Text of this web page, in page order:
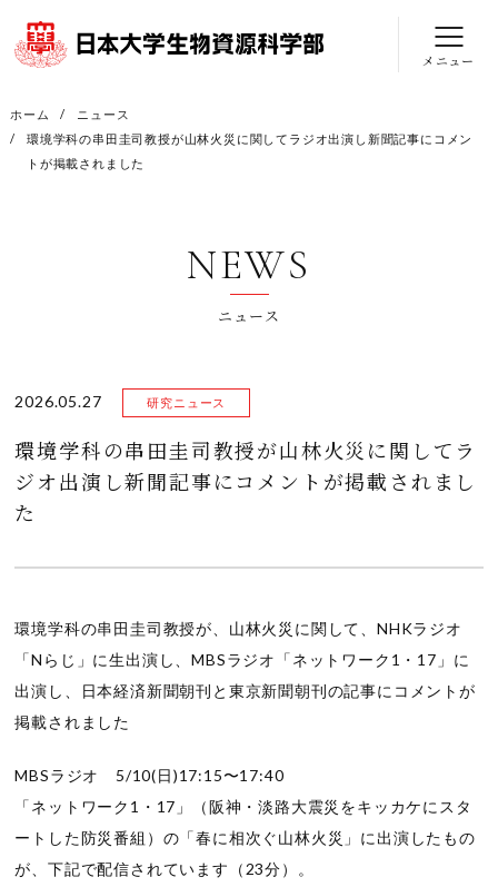
メニュー
ホーム
ニュース
環境学科の串田圭司教授が山林火災に関してラジオ出演し新聞記事にコメン
トが掲載されました
NEWS
ニュース
2026.05.27 研究ニュース
環境学科の串田圭司教授が山林火災に関してラ
ジオ出演し新聞記事にコメントが掲載されまし
た
環境学科の串田圭司教授が、山林火災に関して、NHKラジオ
「Nらじ」に生出演し、MBSラジオ「ネットワーク1・17」に
出演し、日本経済新聞朝刊と東京新聞朝刊の記事にコメントが
掲載されました
MBSラジオ 5/10(日)17:15〜17:40
「ネットワーク1・17」（阪神・淡路大震災をキッカケにスタ
ートした防災番組）の「春に相次ぐ山林火災」に出演したもの
が、下記で配信されています（23分）。